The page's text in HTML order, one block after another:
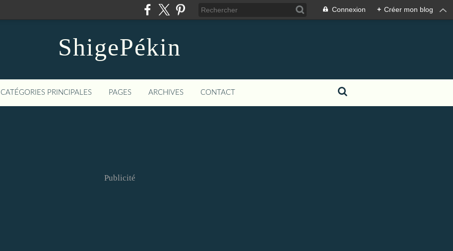
Connexion + Créer mon blog
ShigePékin
CATÉGORIES PRINCIPALES PAGES ARCHIVES CONTACT
Publicité